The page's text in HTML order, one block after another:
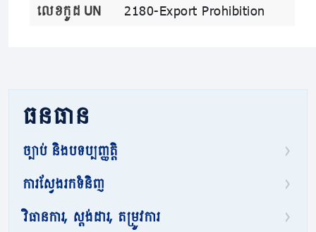
លេខកូដ UN 2180-Export Prohibition
ធនធាន
ច្បាប់ និងបទប្បញ្ញត្តិ
ការស្វែងរកទំនិញ
វិធានការ, ស្តង់ដារ, តម្រូវការ